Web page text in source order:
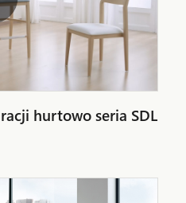
hurtowo seria SDL